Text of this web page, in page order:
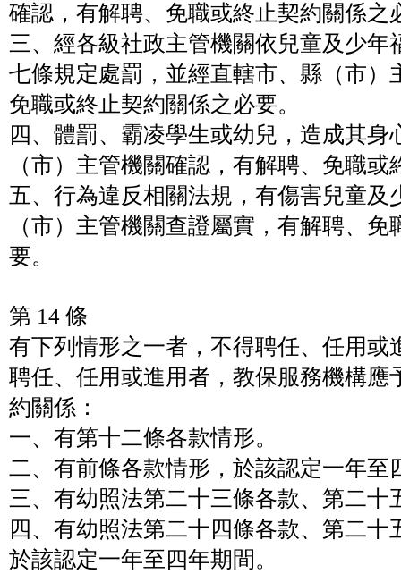
確認，有解聘、免職或終止契約關係之
三、經各級社政主管機關依兒童及少年
七條規定處罰，並經直轄市、縣（市）
免職或終止契約關係之必要。
四、體罰、霸凌學生或幼兒，造成其身
（市）主管機關確認，有解聘、免職
五、行為違反相關法規，有傷害兒童及
（市）主管機關查證屬實，有解聘、
要。
第 14 條
有下列情形之一者，不得聘任、任用或
聘任、任用或進用者，教保服務機構應
約關係：
一、有第十二條各款情形。
二、有前條各款情形，於該認定一年至
三、有幼照法第二十三條各款、第二十
四、有幼照法第二十四條各款、第二十
於該認定一年至四年期間。